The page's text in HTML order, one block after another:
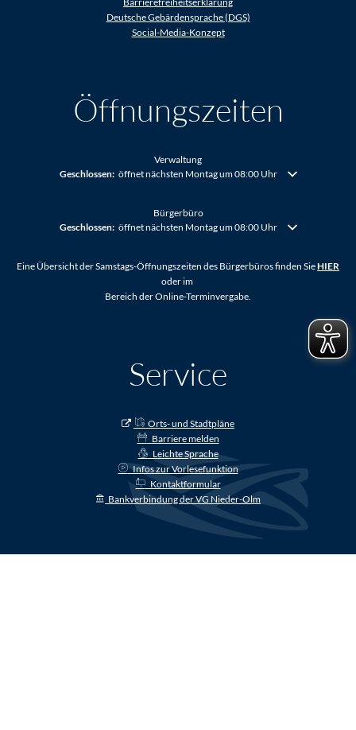
Deutsche Gebärdensprache (DGS)
Social-Media-Konzept
Öffnungszeiten
Verwaltung
Klicken, um weitere Öffnungs- oder Schließzeiten auszublenden
Geschlossen: öffnet nächsten Montag um 08:00 Uhr
Bürgerbüro
Klicken, um weitere Öffnungs- oder Schließzeiten auszublenden
Geschlossen: öffnet nächsten Montag um 08:00 Uhr
Eine Übersicht der Samstags-Öffnungszeiten des Bürgerbüros finden SieHIER
oder im
Bereich der Online-Terminvergabe.
Service
Orts- und Stadtpläne
Barriere melden
Leichte Sprache
Infos zur Vorlesefunktion
Kontaktformular
Bankverbindung der VG Nieder-Olm